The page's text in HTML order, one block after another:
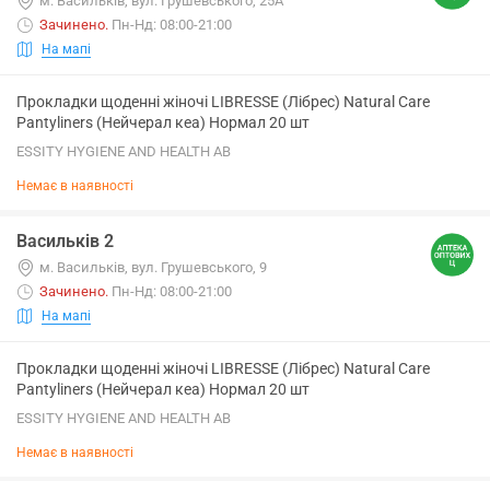
Зачинено. Пн-Нд: 08:00-21:00
На мапі
Прокладки щоденні жіночі LIBRESSE (Лібрес) Natural Care
Pantyliners (Нейчерал кеа) Нормал 20 шт
ESSITY HYGIENE AND HEALTH AB
Немає в наявності
Васильків 2
м. Васильків, вул. Грушевського, 9
Зачинено. Пн-Нд: 08:00-21:00
На мапі
Прокладки щоденні жіночі LIBRESSE (Лібрес) Natural Care
Pantyliners (Нейчерал кеа) Нормал 20 шт
ESSITY HYGIENE AND HEALTH AB
Немає в наявності